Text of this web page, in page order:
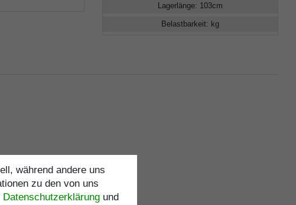
Lagerlänge: 103cm
Belastbarkeit: kg
während andere uns
zu den von uns
Daten­schutz­erklärungund